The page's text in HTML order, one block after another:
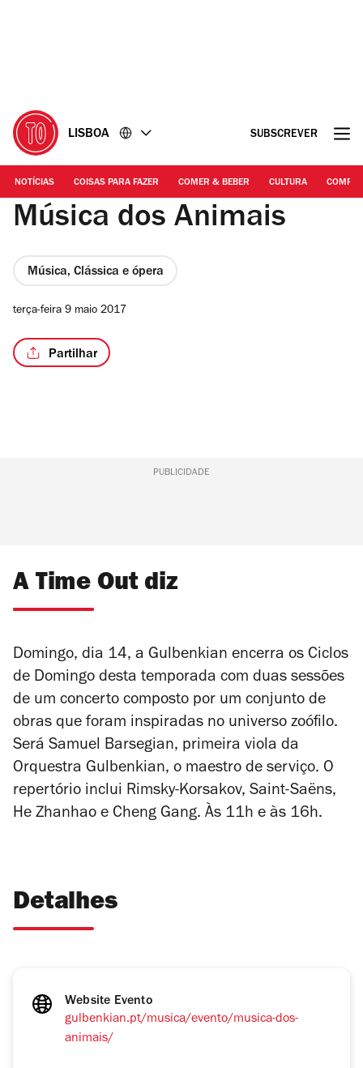
LISBOA SUBSCREVER
NOTÍCIAS COISAS PARA FAZER COMER & BEBER CULTURA
Música dos Animais
Música, Clássica e ópera
terça-feira 9 maio 2017
Partilhar
PUBLICIDADE
A Time Out diz
Domingo, dia 14, a Gulbenkian encerra os Ciclos
de Domingo desta temporada com duas sessões
de um concerto composto por um conjunto de
obras que foram inspiradas no universo zoófilo.
Será Samuel Barsegian, primeira viola da
Orquestra Gulbenkian, o maestro de serviço. O
repertório inclui Rimsky-Korsakov, Saint-Saëns,
He Zhanhao e Cheng Gang. Às 11h e às 16h.
Detalhes
Website Evento
gulbenkian.pt/musica/evento/musica-dos-
animais/